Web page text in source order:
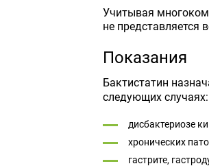
Учитывая
не представляется
Показания
Бактистатин
следующих случаях:
дисбактериозе
хронических
гастрите,